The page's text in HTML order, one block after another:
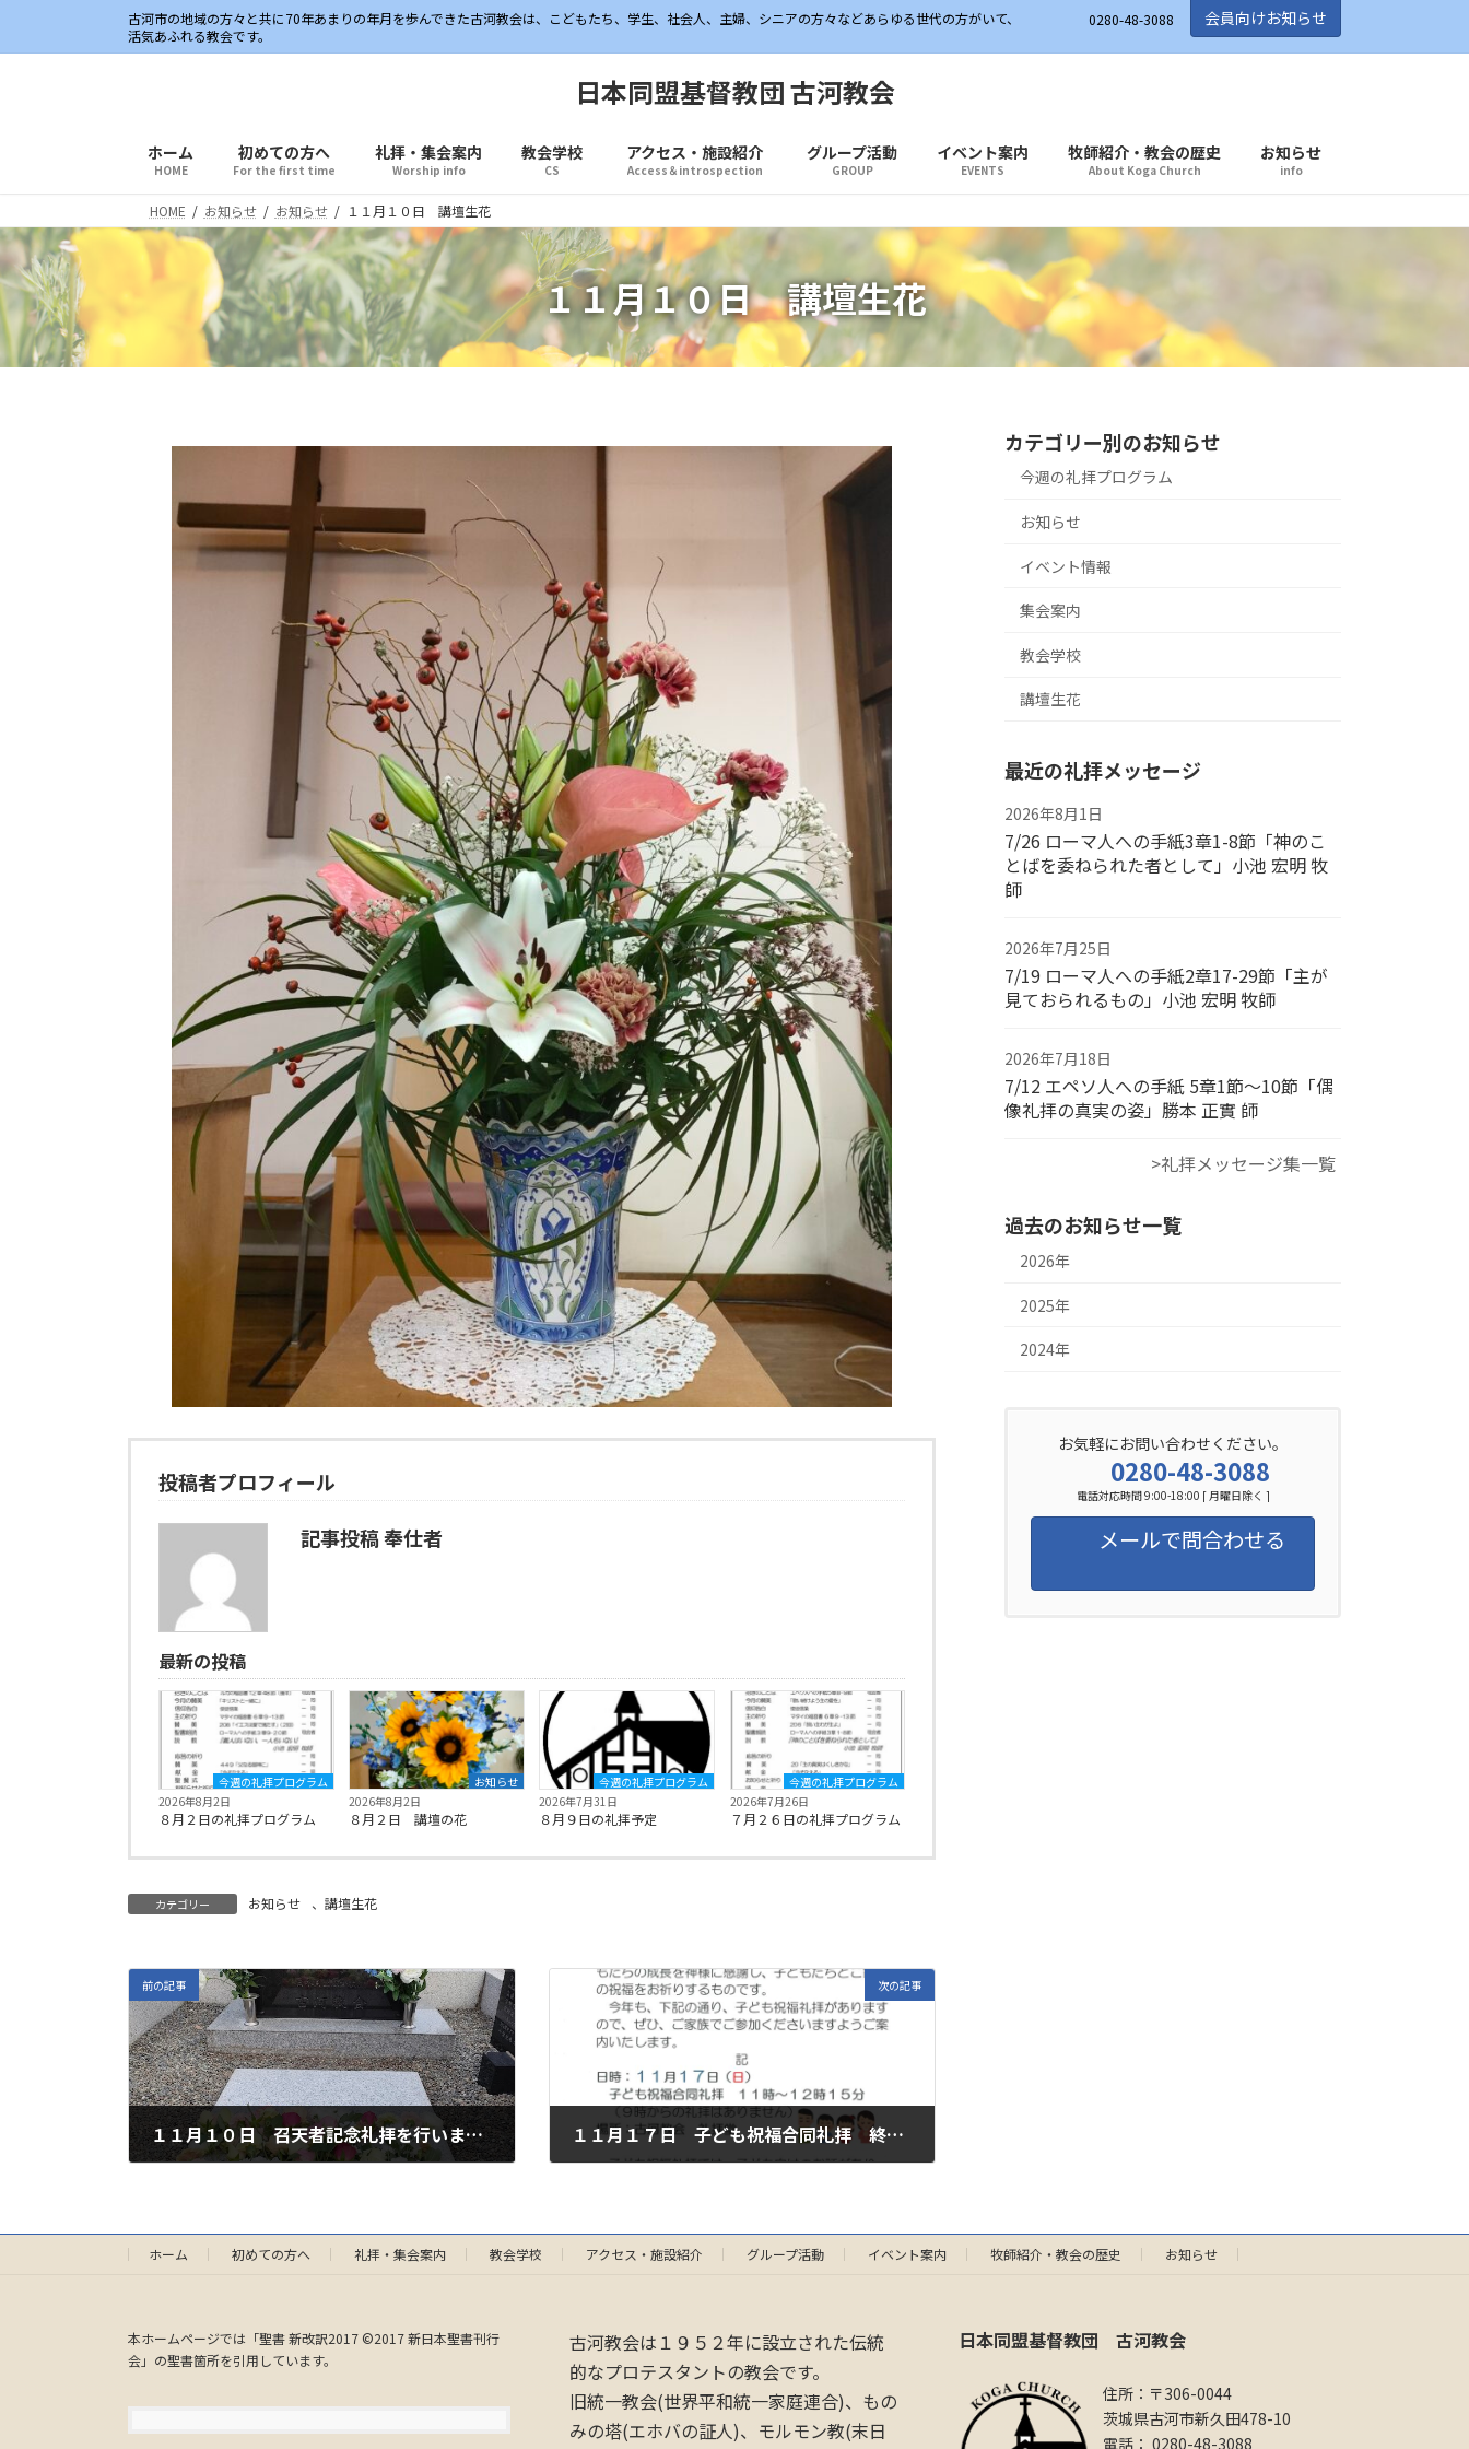
ッ
プ
移
動
古河市の地域の方々と共に70年あまりの年月を歩んできた古河教会は、こどもたち、学生、社会人、主婦、シニアの方々などあらゆる世代の方がいて、
活気あふれる教会です。
0280-48-3088 会員向けお知らせ
日本同盟基督教団 古河教会
ホーム
HOME
初めての方へ
For the first time
礼拝・集会案内
Worship info
教会学校
CS
アクセス・施設紹介
Access＆introspection
グループ活動
GROUP
イベント案内
EVENTS
牧師紹介・教会の歴史
About Koga Church
お知らせ
info
HOME お知らせ お知らせ １１月１０日 講壇生花
１１月１０日 講壇生花
投稿者プロフィール
記事投稿 奉仕者
最新の投稿
今週の礼拝プログラム
2026年8月2日
８月２日の礼拝プログラム
お知らせ
2026年8月2日
８月２日 講壇の花
今週の礼拝プログラム
2026年7月31日
８月９日の礼拝予定
今週の礼拝プログラム
2026年7月26日
７月２６日の礼拝プログラム
カテゴリー お知らせ 、 講壇生花
前の記事
１１月１０日 召天者記念礼拝を行いました
次の記事
１１月１７日 子ども祝福合同礼拝 終了しました
カテゴリー別のお知らせ
今週の礼拝プログラム
お知らせ
イベント情報
集会案内
教会学校
講壇生花
最近の礼拝メッセージ
2026年8月1日
7/26 ローマ人への手紙3章1-8節「神のこ
とばを委ねられた者として」小池 宏明 牧
師
2026年7月25日
7/19 ローマ人への手紙2章17-29節「主が
見ておられるもの」小池 宏明 牧師
2026年7月18日
7/12 エペソ人への手紙 5章1節～10節「偶
像礼拝の真実の姿」勝本 正實 師
>礼拝メッセージ集一覧
過去のお知らせ一覧
2026年
2025年
2024年
お気軽にお問い合わせください。
0280-48-3088
電話対応時間 9:00-18:00 [ 月曜日除く ]
メールで問合わせる
ホーム 初めての方へ 礼拝・集会案内 教会学校 アクセス・施設紹介 グループ活動 イベント案内 牧師紹介・教会の歴史 お知らせ
本ホームページでは「聖書 新改訳2017 ©2017 新日本聖書刊行
会」の聖書箇所を引用しています。
古河教会は１９５２年に設立された伝統
的なプロテスタントの教会です。
旧統一教会(世界平和統一家庭連合)、もの
みの塔(エホバの証人)、モルモン教(末日
日本同盟基督教団 古河教会
住所：〒306-0044
茨城県古河市新久田478-10
電話： 0280-48-3088